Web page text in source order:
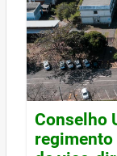
Conselho
regimento